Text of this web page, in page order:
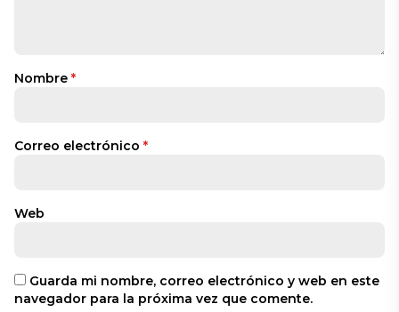
Nombre *
Correo electrónico *
Web
Guarda mi nombre, correo electrónico y web en este
navegador para la próxima vez que comente.